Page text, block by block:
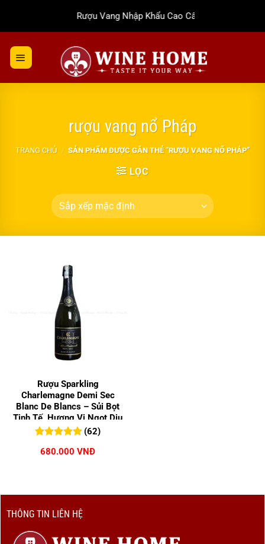
dung
Rượu Vang Nhập Khẩu Cao Cấp
rượu vang nổ Pháp
TRANG CHỦ / SẢN PHẨM ĐƯỢC GẮN THẺ “RƯỢU VANG NỔ PHÁP”
LỌC
Rượu Sparkling
Charlemagne Demi Sec
Blanc De Blancs – Sủi Bọt
Tinh Tế, Hương Vị Ngọt Dịu
Cuốn Hút
đánh giá
(62)
680.000 VNĐ
THÔNG TIN LIÊN HỆ